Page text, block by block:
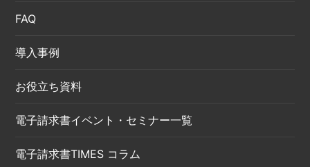
FAQ
導入事例
お役立ち資料
電子請求書イベント・セミナー一覧
電子請求書TIMES コラム